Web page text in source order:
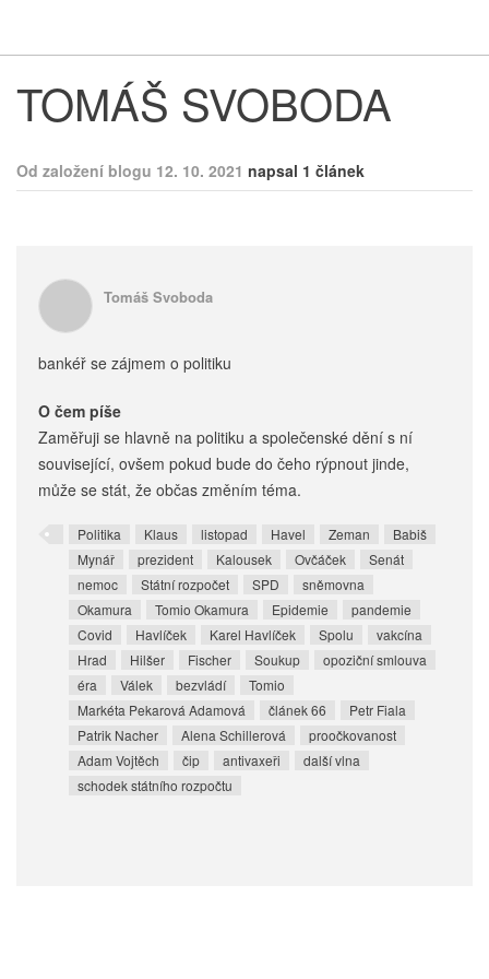
TOMÁŠ SVOBODA
Od založení blogu 12. 10. 2021 napsal 1 článek
Tomáš Svoboda
bankéř se zájmem o politiku
O čem píše
Zaměřuji se hlavně na politiku a společenské dění s ní
související, ovšem pokud bude do čeho rýpnout jinde,
může se stát, že občas změním téma.
Politika Klaus listopad Havel Zeman
Babiš
Mynář
prezident Kalousek Ovčáček
Senát
nemoc
Státní rozpočet SPD
sněmovna
Okamura
Tomio Okamura Epidemie
pandemie
Covid
Havlíček Karel Havlíček Spolu
vakcína
Hrad
Hilšer Fischer Soukup
opoziční smlouva
éra
Válek bezvládí
Tomio
Markéta Pekarová Adamová
článek 66
Petr Fiala
Patrik Nacher
Alena Schillerová
proočkovanost
Adam Vojtěch
čip antivaxeři
další vlna
schodek státního rozpočtu